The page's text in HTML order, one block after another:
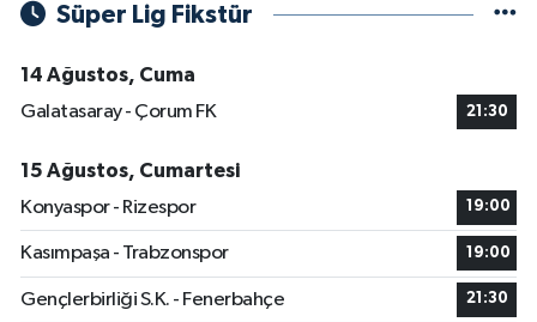
Süper Lig Fikstür
14 Ağustos, Cuma
Galatasaray - Çorum FK
21:30
15 Ağustos, Cumartesi
Konyaspor - Rizespor
19:00
Kasımpaşa - Trabzonspor 19:00
Gençlerbirliği S.K. - Fenerbahçe 21:30